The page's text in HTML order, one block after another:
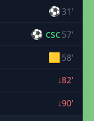
⚽31'
⚽ csc 57'
🟨58'
↓82'
↓90'